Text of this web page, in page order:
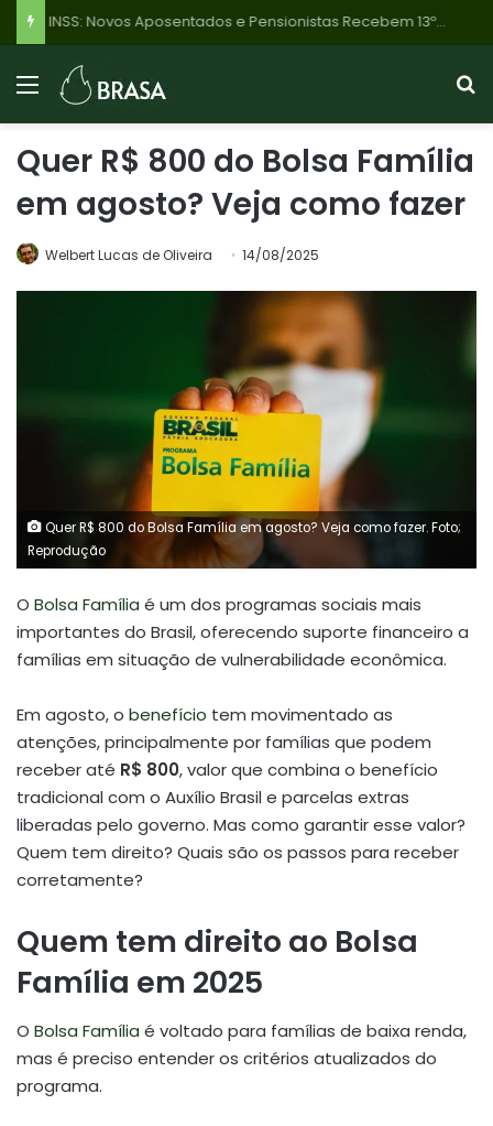
INSS: Novos Aposentados e Pensionistas Recebem 13º Salário Proporcional em Novembro de 2026; Veja o Calendário!
Quer R$ 800 do Bolsa Família
em agosto? Veja como fazer
Welbert Lucas de Oliveira 14/08/2025
Quer R$ 800 do Bolsa Família em agosto? Veja como fazer. Foto;
Reprodução
O Bolsa Família é um dos programas sociais mais
importantes do Brasil, oferecendo suporte financeiro a
famílias em situação de vulnerabilidade econômica.
Em agosto, o benefício tem movimentado as
atenções, principalmente por famílias que podem
receber até R$ 800, valor que combina o benefício
tradicional com o Auxílio Brasil e parcelas extras
liberadas pelo governo. Mas como garantir esse valor?
Quem tem direito? Quais são os passos para receber
corretamente?
Quem tem direito ao Bolsa
Família em 2025
O Bolsa Família é voltado para famílias de baixa renda,
mas é preciso entender os critérios atualizados do
programa.